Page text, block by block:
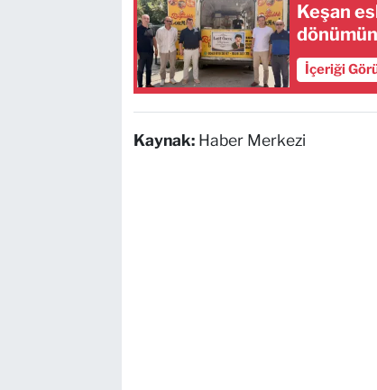
Keşan
İçeriği
Kaynak: Haber Merkezi